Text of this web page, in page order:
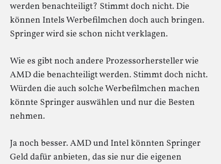
werden benachteiligt? Stimmt doch nicht. Die
können Intels Werbefilmchen doch auch bringen.
Springer wird sie schon nicht verklagen.
Wie es gibt noch andere Prozessorhersteller wie
AMD die benachteiligt werden. Stimmt doch nicht.
Würden die auch solche Werbefilmchen machen
könnte Springer auswählen und nur die Besten
nehmen.
Ja noch besser. AMD und Intel könnten Springer
Geld dafür anbieten, das sie nur die eigenen